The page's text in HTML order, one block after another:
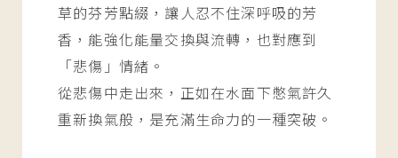
草的芬芳點綴，讓人忍不住深呼吸的芳
香，能強化能量交換與流轉，也對應到
「悲傷」情緒。
從悲傷中走出來，正如在水面下憋氣許久
重新換氣般，是充滿生命力的一種突破。